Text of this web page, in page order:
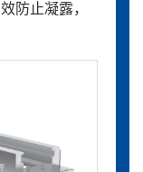
防止凝露，